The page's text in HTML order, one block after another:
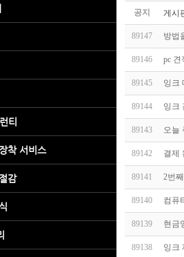
공지 게시
89147 방법
89146 pc 견
89145 잉크
89144 잉크
89143 오늘
89142 결제
89141 2번
89140 컴퓨
89139 현금
89138 잉크